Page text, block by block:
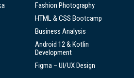
Fashion Photography
HTML & CSS Bootcamp
Business Analysis
Android 12 & Kotlin
Development
Figma – UI/UX Design